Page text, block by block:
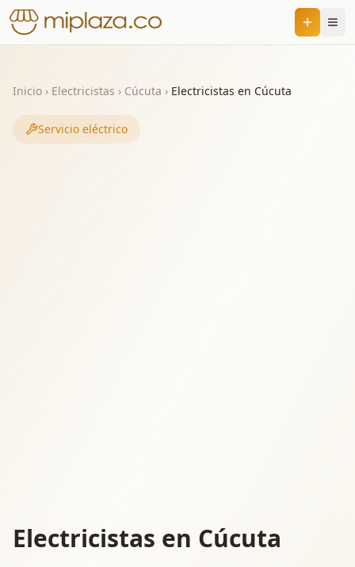
Inicio › Electricistas › Cúcuta › Electricistas en Cúcuta
Servicio eléctrico
Electricistas en Cúcuta